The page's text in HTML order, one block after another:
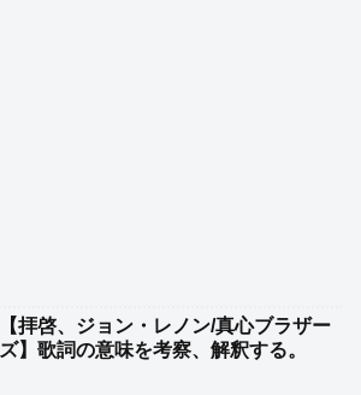
【拝啓、ジョン・レノン/真心ブラザー
ズ】歌詞の意味を考察、解釈する。